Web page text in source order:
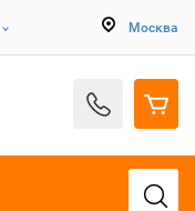
Москва